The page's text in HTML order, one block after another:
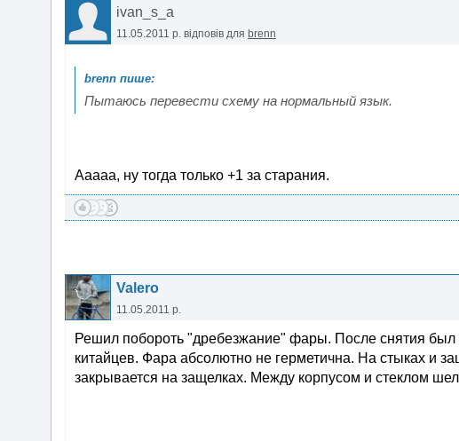
ivan_s_a
11.05.2011 р. відповів для brenn
Пытаюсь перевести схему на нормальный язык.
Ааааа, ну тогда только +1 за старания.
Valero
11.05.2011 р.
Решил побороть "дребезжание" фары. После снятия был
китайцев. Фара абсолютно не герметична. На стыках и
закрывается на защелках. Между корпусом и стеклом